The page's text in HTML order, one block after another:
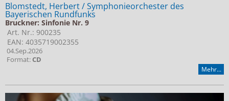
Blomstedt, Herbert / Symphonieorchester des
Bayerischen Rundfunks
Bruckner: Sinfonie Nr. 9
Art. Nr.: 900235
EAN: 4035719002355
04.Sep.2026
Format:CD
Mehr...